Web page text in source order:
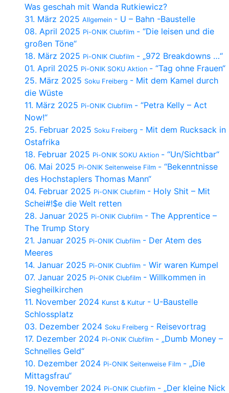
Was geschah mit Wanda Rutkiewicz?
31. März 2025 Allgemein - U – Bahn -Baustelle
08. April 2025 Pi-ONIK Clubfilm - “Die leisen und die
großen Töne“
18. März 2025 Pi-ONIK Clubfilm - „972 Breakdowns …“
01. April 2025 Pi-ONIK SOKU Aktion - “Tag ohne Frauen“
25. März 2025 Soku Freiberg - Mit dem Kamel durch
die Wüste
11. März 2025 Pi-ONIK Clubfilm - “Petra Kelly – Act
Now!“
25. Februar 2025 Soku Freiberg - Mit dem Rucksack in
Ostafrika
18. Februar 2025 Pi-ONIK SOKU Aktion - “Un/Sichtbar“
06. Mai 2025 Pi-ONIK Seitenweise Film - “Bekenntnisse
des Hochstaplers Thomas Mann“
04. Februar 2025 Pi-ONIK Clubfilm - Holy Shit – Mit
Schei#!$e die Welt retten
28. Januar 2025 Pi-ONIK Clubfilm - The Apprentice –
The Trump Story
21. Januar 2025 Pi-ONIK Clubfilm - Der Atem des
Meeres
14. Januar 2025 Pi-ONIK Clubfilm - Wir waren Kumpel
07. Januar 2025 Pi-ONIK Clubfilm - Willkommen in
Siegheilkirchen
11. November 2024 Kunst & Kultur - U-Baustelle
Schlossplatz
03. Dezember 2024 Soku Freiberg - Reisevortrag
17. Dezember 2024 Pi-ONIK Clubfilm - „Dumb Money –
Schnelles Geld“
10. Dezember 2024 Pi-ONIK Seitenweise Film - „Die
Mittagsfrau“
19. November 2024 Pi-ONIK Clubfilm - „Der kleine Nick